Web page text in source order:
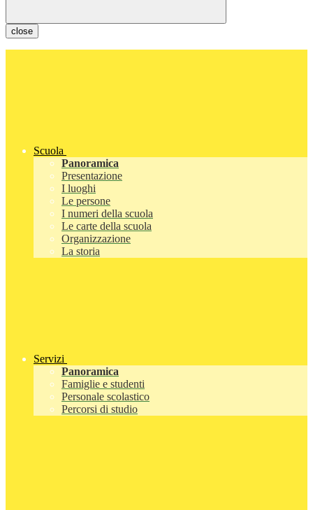
close
Scuola
Panoramica
Presentazione
I luoghi
Le persone
I numeri della scuola
Le carte della scuola
Organizzazione
La storia
Servizi
Panoramica
Famiglie e studenti
Personale scolastico
Percorsi di studio